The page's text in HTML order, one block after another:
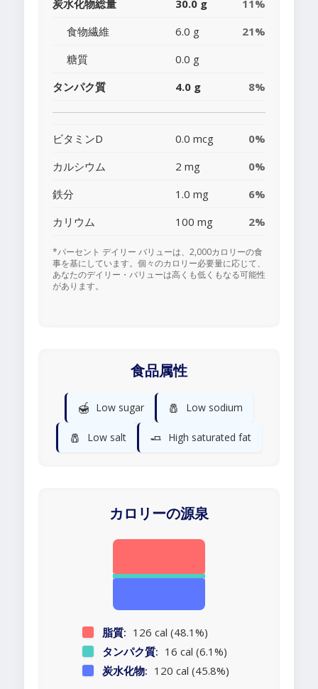
炭水化物総量 30.0 g
11%
食物繊維
6.0 g
21%
糖質
0.0 g
タンパク質
4.0 g 8%
ビタミンD 0.0 mcg
0%
カルシウム
2 mg
0%
鉄分
1.0 mg
6%
カリウム
100 mg 2%
*パーセント デイリー バリューは、2,000カロリーの食
事を基にしています。個々のカロリー必要量に応じて、
あなたのデイリー・バリューは高くも低くもなる可能性
があります。
食品属性
🍯 Low sugar 🧂 Low sodium
🧂 Low salt 🧈 High saturated fat
カロリーの源泉
脂質: 126 cal (48.1%)
タンパク質: 16 cal (6.1%)
炭水化物: 120 cal (45.8%)